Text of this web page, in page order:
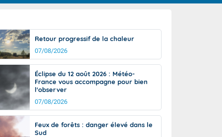
de
Phénomènes dangereux de J+2 à J+7
Avertissement pluies intenses à l'échelle
des communes (Apic)
Bulletins Marine
Bulletins d'estimation du risque
d'avalanche
Météo des forêts
Vigicrues
Retour progressif de la chaleur
07/08/2026
Éclipse du 12 août 2026 : Météo-
France vous accompagne pour bien
l'observer
07/08/2026
Feux de forêts : danger élevé dans le
Sud